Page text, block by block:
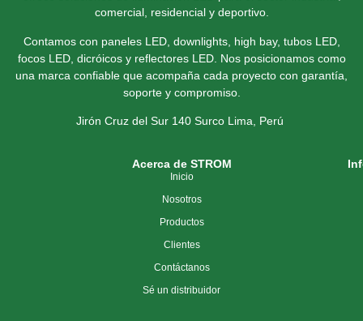
comercial, residencial y deportivo.
Contamos con paneles LED, downlights, high bay, tubos LED,
focos LED, dicróicos y reflectores LED. Nos posicionamos como
una marca confiable que acompaña cada proyecto con garantía,
soporte y compromiso.
Jirón Cruz del Sur 140 Surco Lima, Perú
Acerca de STROM
Inicio
Nosotros
Productos
Clientes
Contáctanos
Sé un distribuidor